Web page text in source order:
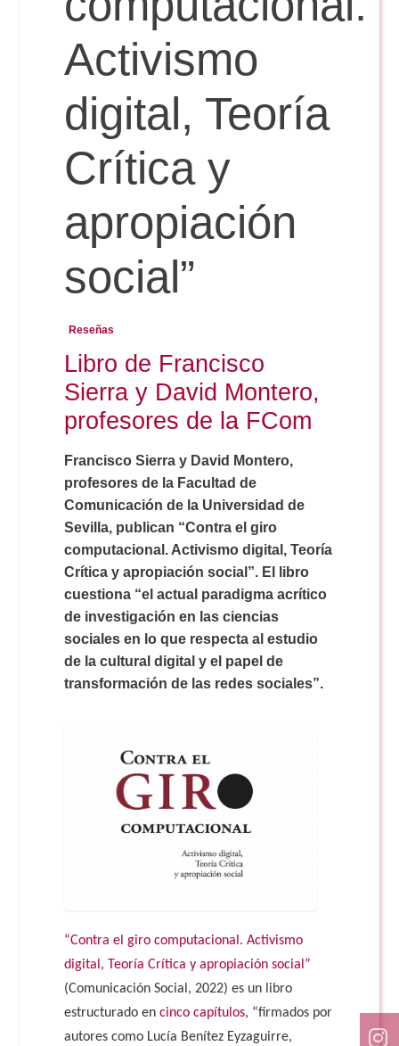
Reservas
Calendario Lectivo
Horarios
Periodismo
Publicidad y RR.PP
Doble Grado PER/CAV
Publicidad y RR.PP
Comunicación Audiovisual
Doble Grado PER/CAV
#miTFG
#YoPractico
Boletines
Activismo
digital, Teoría
Crítica y
apropiación
social”
Reseñas
Libro de Francisco
Sierra y David Montero,
profesores de la FCom
Francisco Sierra y David Montero,
profesores de la Facultad de
Comunicación de la Universidad de
Sevilla, publican “Contra el giro
computacional. Activismo digital, Teoría
Crítica y apropiación social”. El libro
cuestiona “el actual paradigma acrítico
de investigación en las ciencias
sociales en lo que respecta al estudio
de la cultural digital y el papel de
transformación de las redes sociales”.
“Contra el giro computacional. Activismo
digital, Teoría Crítica y apropiación social”
(Comunicación Social, 2022) es un libro
estructurado encinco capítulos, “firmados por
autores como Lucía Benítez Eyzaguirre,